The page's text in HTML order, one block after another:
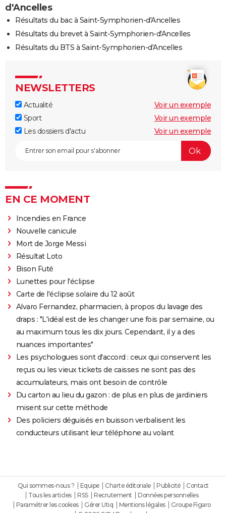
d'Ancelles
Résultats du bac à Saint-Symphorien-d'Ancelles
Résultats du brevet à Saint-Symphorien-d'Ancelles
Résultats du BTS à Saint-Symphorien-d'Ancelles
NEWSLETTERS
Actualité
Voir un exemple
Sport
Voir un exemple
Les dossiers d'actu
Voir un exemple
EN CE MOMENT
Incendies en France
Nouvelle canicule
Mort de Jorge Messi
Résultat Loto
Bison Futé
Lunettes pour l'éclipse
Carte de l'éclipse solaire du 12 août
Alvaro Fernandez, pharmacien, à propos du lavage des
draps : "L'idéal est de les changer une fois par semaine, ou
au maximum tous les dix jours. Cependant, il y a des
nuances importantes"
Les psychologues sont d'accord : ceux qui conservent les
reçus ou les vieux tickets de caisses ne sont pas des
accumulateurs, mais ont besoin de contrôle
Du carton au lieu du gazon : de plus en plus de jardiniers
misent sur cette méthode
Des policiers déguisés en buisson verbalisent les
conducteurs utilisant leur téléphone au volant
Qui sommes-nous ? Equipe Charte éditoriale Publicité
Contact
Tous les articles
RSS Recrutement
Données personnelles
Paramétrer les cookies
Gérer Utiq Mentions légales
Groupe Figaro